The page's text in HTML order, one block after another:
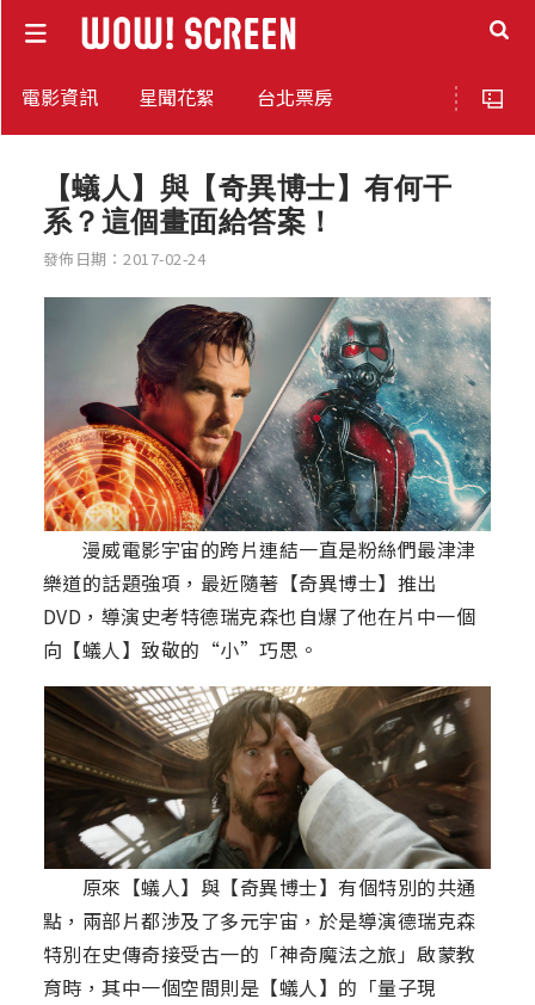
電影資訊 星聞花絮 台北票房
【蟻人】與【奇異博士】有何干
系？這個畫面給答案！
發佈日期：2017-02-24
漫威電影宇宙的跨片連結一直是粉絲們最津津
樂道的話題強項，最近隨著【奇異博士】推出
DVD，導演史考特德瑞克森也自爆了他在片中一個
向【蟻人】致敬的“小”巧思。
原來【蟻人】與【奇異博士】有個特別的共通
點，兩部片都涉及了多元宇宙，於是導演德瑞克森
特別在史傳奇接受古一的「神奇魔法之旅」啟蒙教
育時，其中一個空間則是【蟻人】的「量子現